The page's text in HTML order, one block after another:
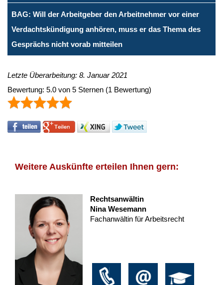
BAG: Will der Arbeitgeber den Arbeitnehmer vor einer
Verdachtskündigung anhören, muss er das Thema des
Gesprächs nicht vorab mitteilen
Letzte Überarbeitung: 8. Januar 2021
Bewertung: 5.0 von 5 Sternen (1 Bewertung)
Weitere Auskünfte erteilen Ihnen gern:
Rechtsanwältin
Nina Wesemann
Fachanwältin für Arbeitsrecht